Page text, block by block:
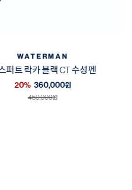
WATERMAN
퍼트 락카 블랙 CT 수성펜
20% 360,000원
450,000원